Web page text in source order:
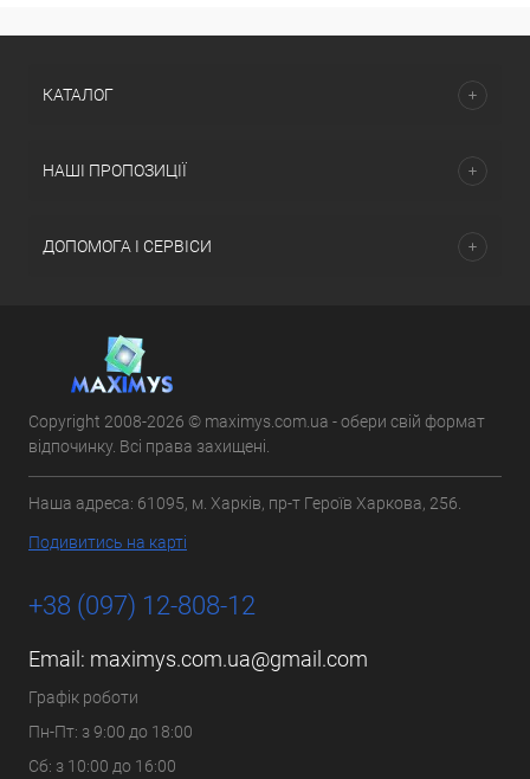
КАТАЛОГ
НАШІ ПРОПОЗИЦІЇ
ДОПОМОГА І СЕРВІСИ
Copyright 2008-2026 © maximys.com.ua - обери свій формат
відпочинку. Всі права захищені.
Наша адреса: 61095, м. Харків, пр-т Героїв Харкова, 256.
Подивитись на карті
+38 (097) 12-808-12
Email: maximys.com.ua@gmail.com
Графік роботи
Пн-Пт: з 9:00 до 18:00
Сб: з 10:00 до 16:00